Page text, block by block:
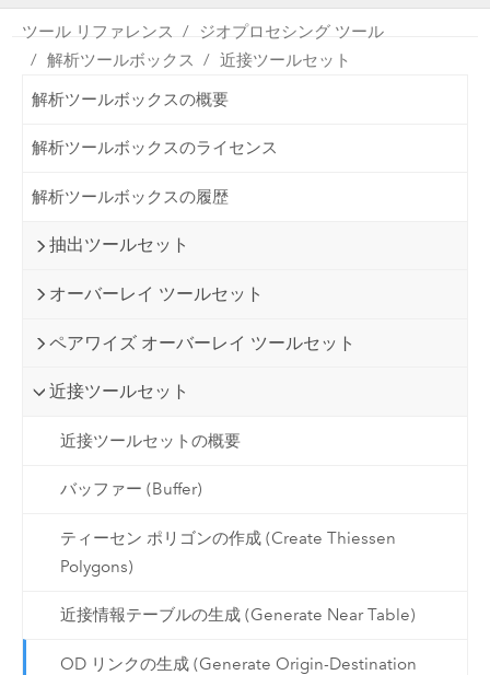
ン
ス
ツール リファレンス
ジオプロセシング ツール
解析ツールボックス
近接ツールセット
解析ツールボックスの概要
解析ツールボックスのライセンス
解析ツールボックスの履歴
抽出ツールセット
オーバーレイ ツールセット
ペアワイズ オーバーレイ ツールセット
近接ツールセット
近接ツールセットの概要
バッファー (Buffer)
ティーセン ポリゴンの作成 (Create Thiessen
Polygons)
近接情報テーブルの生成 (Generate Near Table)
OD リンクの生成 (Generate Origin-Destination